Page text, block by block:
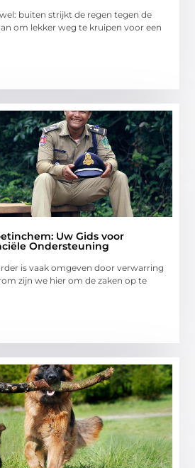
buiten strijkt de regen tegen de
om lekker weg te kruipen voor een
Uw Gids voor
Ondersteuning
is vaak omgeven door verwarring
zijn we hier om de zaken op te